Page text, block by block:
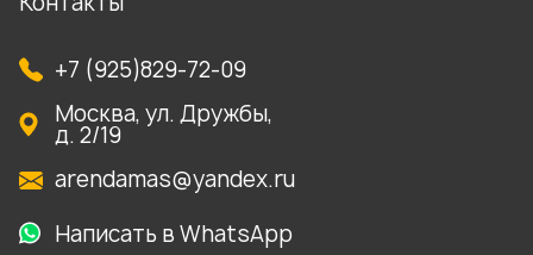
+7 (925)829-72-09
Москва, ул. Дружбы,
д. 2/19
arendamas@yandex.ru
Написать в WhatsApp